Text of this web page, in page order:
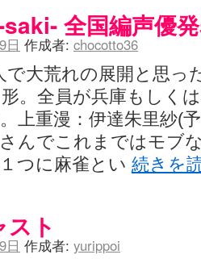
全国編声優
日 作成者: chocotto36
で大荒れの展開と思っ
。全員が兵庫もしく
上重漫：伊達朱里紗(
んでこれまではモブ
つに麻雀とい 続きを
ト
日 作成者: yurippoi